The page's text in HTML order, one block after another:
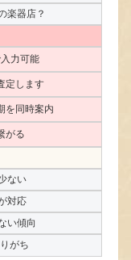
楽器店？
力可能
定します
を同時案内
がる
ない
対応
い傾向
がち